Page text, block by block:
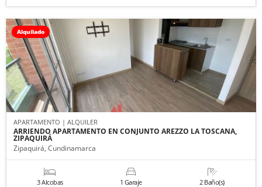
Alquilado
APARTAMENTO | ALQUILER
ARRIENDO APARTAMENTO EN CONJUNTO AREZZO LA TOSCANA,
ZIPAQUIRÁ
Zipaquirá, Cundinamarca
3 Alcobas 1 Garaje 2 Baño(s)